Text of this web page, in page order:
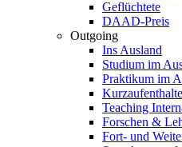
Geflüchtete
DAAD-Preis
Outgoing
Ins Ausland
Studium im
Praktikum im
Teaching
Forschen &
Fort- und